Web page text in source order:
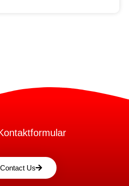
Contact Us